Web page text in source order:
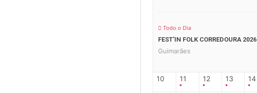
Todo o Dia
FEST’IN FOLK CORREDOURA 2026
Guimarães
10 11 12 13 14